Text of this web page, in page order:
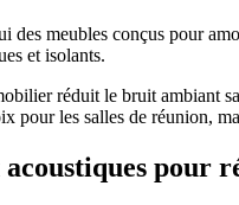
des meubles conçus pour
et isolants.
réduit le bruit ambiant
pour les salles de réunion,
acoustiques pour